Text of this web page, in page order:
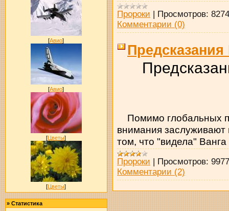
[Авио]
[Авио]
[Цветы]
[Цветы]
» Статистика
Пророки | Просмотров: 8274
Комментарии (0)
Помимо глобальных
внимания заслуживают
том, что "видела"
Пророки | Просмотров: 9977
Комментарии (2)